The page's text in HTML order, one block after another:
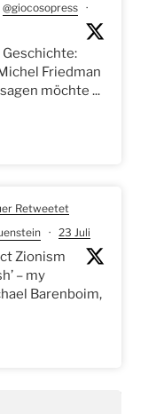
@giocosopress ·
Friedman
möchte ...
Retweetet
· 23 Juli
Zionism
– my
Barenboim,